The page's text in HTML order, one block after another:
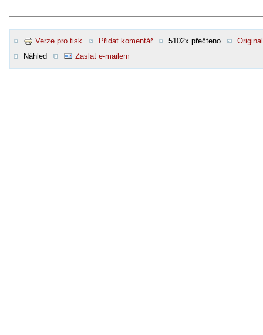
Verze pro tisk Přidat komentář 5102x přečteno
Original
Náhled
Zaslat e-mailem